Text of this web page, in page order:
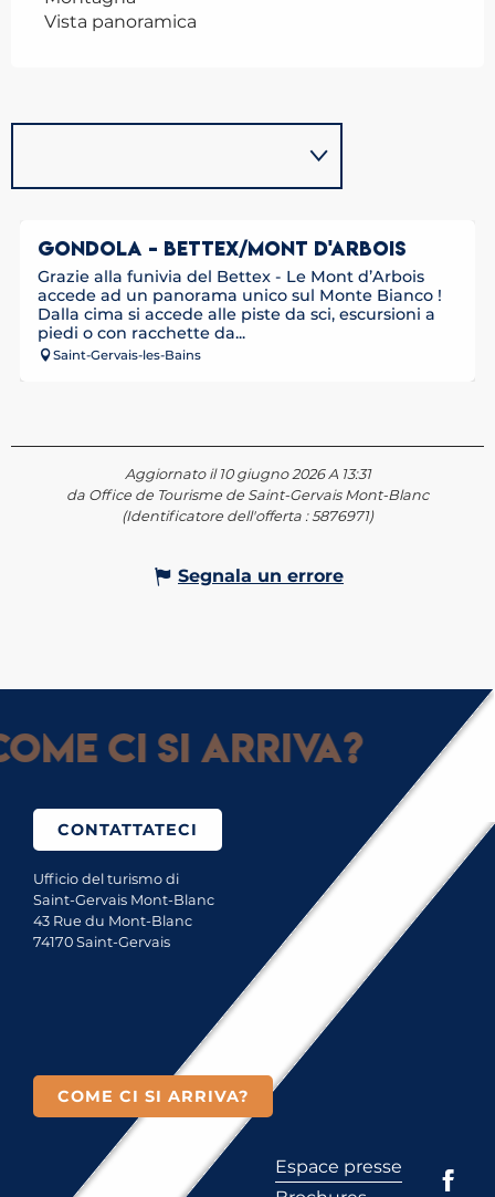
Vista panoramica
GONDOLA - BETTEX/MONT D'ARBOIS
Grazie alla funivia del Bettex - Le Mont d’Arbois
accede ad un panorama unico sul Monte Bianco !
Dalla cima si accede alle piste da sci, escursioni a
piedi o con racchette da...
Saint-Gervais-les-Bains
Aggiornato il 10 giugno 2026 A 13:31
da Office de Tourisme de Saint-Gervais Mont-Blanc
(Identificatore dell'offerta :5876971)
Segnala un errore
ci si arriva?
CONTATTATECI
Ufficio del turismo di
Saint-Gervais Mont-Blanc
43 Rue du Mont-Blanc
74170 Saint-Gervais
COME CI SI ARRIVA?
Espace presse